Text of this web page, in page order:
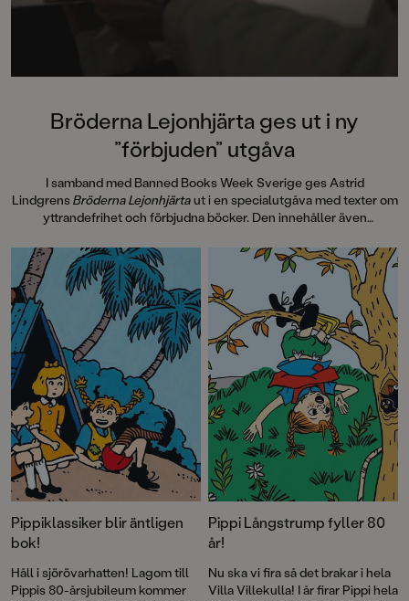
Bröderna Lejonhjärta ges ut i ny
”förbjuden” utgåva
I samband med Banned Books Week Sverige ges Astrid
LindgrensBröderna Lejonhjärtaut i en specialutgåva med texter om
yttrandefrihet och förbjudna böcker. Den innehåller även
exemplar, sk Samizdat, via hemliga nätverk i Tjeckoslovakien under
Kalla kriget på 80-talet. Pocketutgåvan avslutas med efterord av
Laurie Halse Anderson, 2023 års mottagare av Astrid Lindgren
Memorial Award, som vi även publicerar här.
Pippiklassiker blir äntligen
bok!
Håll i sjörövarhatten! Lagom till
Pippis 80-årsjubileum kommer
Pippi Långstrump fyller 80
år!
Nu ska vi fira så det brakar i hela
Villa Villekulla! I år firar Pippi hela